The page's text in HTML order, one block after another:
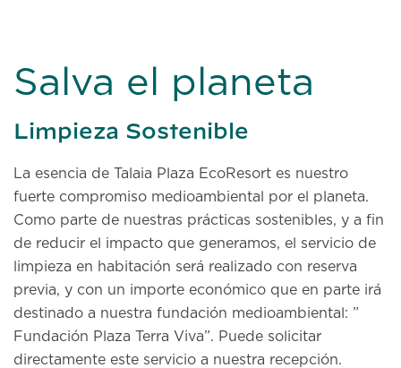
Salva el planeta
Limpieza Sostenible
La esencia de Talaia Plaza EcoResort es nuestro
fuerte compromiso medioambiental por el planeta.
Como parte de nuestras prácticas sostenibles, y a fin
de reducir el impacto que generamos, el servicio de
limpieza en habitación será realizado con reserva
previa, y con un importe económico que en parte irá
destinado a nuestra fundación medioambiental: ”
Fundación Plaza Terra Viva”. Puede solicitar
directamente este servicio a nuestra recepción.